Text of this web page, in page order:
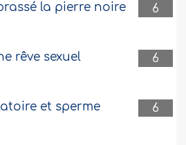
6
la pierre noire
6
rêve sexuel
6
et sperme